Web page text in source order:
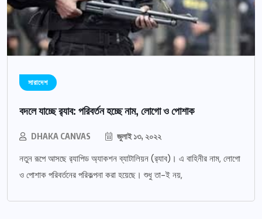
সারাদেশ
বদলে যাচ্ছে র‌্যাব: পরিবর্তন হচ্ছে নাম, লোগো ও পোশাক
DHAKA CANVAS জুলাই ১৩, ২০২২
নতুন রূপে আসছে র‌্যাপিড অ্যাকশন ব্যাটালিয়ন (র‌্যাব)। এ বাহিনীর নাম, লোগো
ও পোশাক পরিবর্তনের পরিকল্পনা করা হয়েছে। শুধু তা-ই নয়,